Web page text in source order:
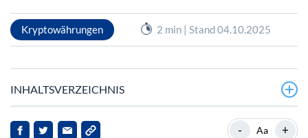
Kryptowährungen 2 min | Stand 04.10.2025
INHALTSVERZEICHNIS
Marktüberblick
- Aa +